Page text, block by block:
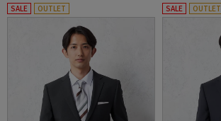
SALE OUTLET SALE OUTLET